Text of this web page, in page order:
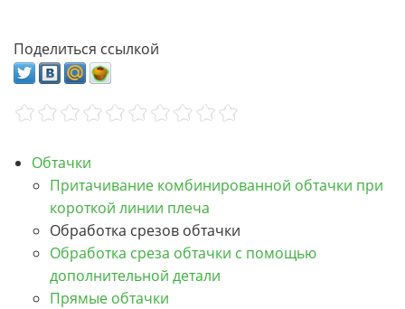
Поделиться ссылкой
Обтачки
Притачивание комбинированной обтачки при
короткой линии плеча
Обработка срезов обтачки
Обработка среза обтачки с помощью
дополнительной детали
Прямые обтачки